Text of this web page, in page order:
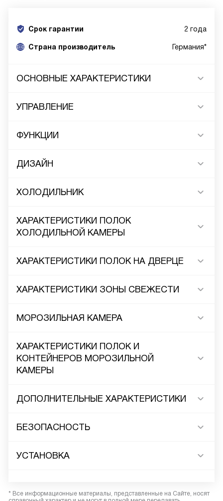
Срок гарантии 2 года
Cтрана производитель Германия*
ОСНОВНЫЕ ХАРАКТЕРИСТИКИ
УПРАВЛЕНИЕ
ФУНКЦИИ
ДИЗАЙН
ХОЛОДИЛЬНИК
ХАРАКТЕРИСТИКИ ПОЛОК
ХОЛОДИЛЬНОЙ КАМЕРЫ
ХАРАКТЕРИСТИКИ ПОЛОК НА ДВЕРЦЕ
ХАРАКТЕРИСТИКИ ЗОНЫ СВЕЖЕСТИ
МОРОЗИЛЬНАЯ КАМЕРА
ХАРАКТЕРИСТИКИ ПОЛОК И
КОНТЕЙНЕРОВ МОРОЗИЛЬНОЙ
КАМЕРЫ
ДОПОЛНИТЕЛЬНЫЕ ХАРАКТЕРИСТИКИ
БЕЗОПАСНОСТЬ
УСТАНОВКА
* Все информационные материалы, представленные на Сайте, носят